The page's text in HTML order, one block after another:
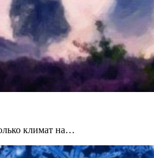
климат на…